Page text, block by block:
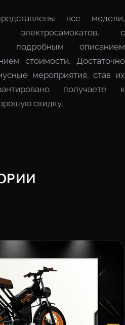
все модели,
электросамокатов, с
подробным описанием
стоимости. Достаточно
мероприятия, став их
получаете к
скидку.